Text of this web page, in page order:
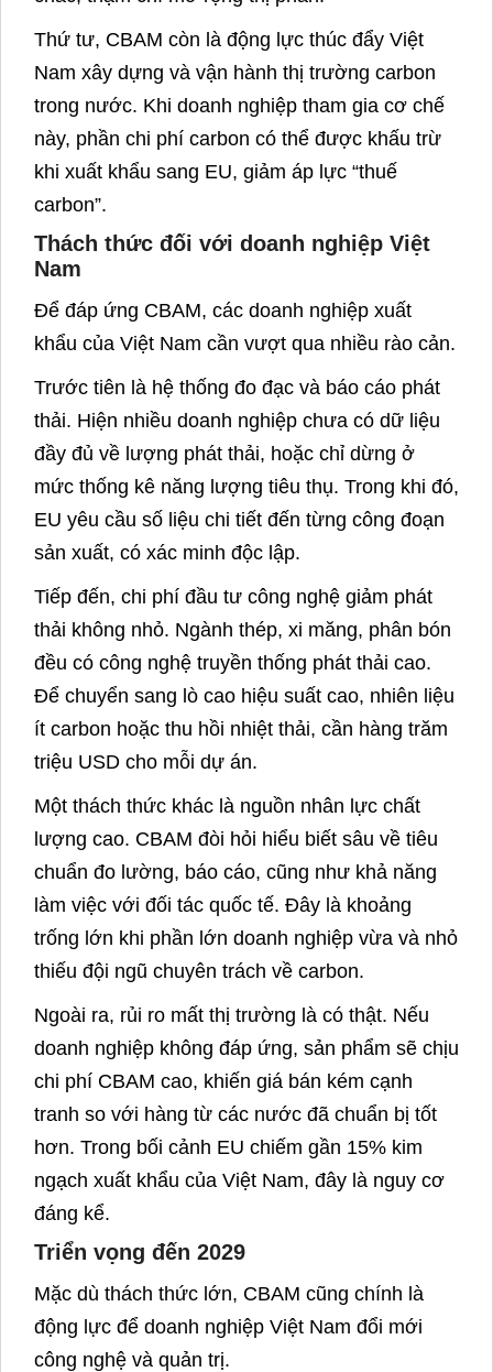
Thứ tư, CBAM còn là động lực thúc đẩy Việt
Nam xây dựng và vận hành thị trường carbon
trong nước. Khi doanh nghiệp tham gia cơ chế
này, phần chi phí carbon có thể được khấu trừ
khi xuất khẩu sang EU, giảm áp lực “thuế
carbon”.
Thách thức đối với doanh nghiệp Việt
Nam
Để đáp ứng CBAM, các doanh nghiệp xuất
khẩu của Việt Nam cần vượt qua nhiều rào cản.
Trước tiên là hệ thống đo đạc và báo cáo phát
thải. Hiện nhiều doanh nghiệp chưa có dữ liệu
đầy đủ về lượng phát thải, hoặc chỉ dừng ở
mức thống kê năng lượng tiêu thụ. Trong khi đó,
EU yêu cầu số liệu chi tiết đến từng công đoạn
sản xuất, có xác minh độc lập.
Tiếp đến, chi phí đầu tư công nghệ giảm phát
thải không nhỏ. Ngành thép, xi măng, phân bón
đều có công nghệ truyền thống phát thải cao.
Để chuyển sang lò cao hiệu suất cao, nhiên liệu
ít carbon hoặc thu hồi nhiệt thải, cần hàng trăm
triệu USD cho mỗi dự án.
Một thách thức khác là nguồn nhân lực chất
lượng cao. CBAM đòi hỏi hiểu biết sâu về tiêu
chuẩn đo lường, báo cáo, cũng như khả năng
làm việc với đối tác quốc tế. Đây là khoảng
trống lớn khi phần lớn doanh nghiệp vừa và nhỏ
thiếu đội ngũ chuyên trách về carbon.
Ngoài ra, rủi ro mất thị trường là có thật. Nếu
doanh nghiệp không đáp ứng, sản phẩm sẽ chịu
chi phí CBAM cao, khiến giá bán kém cạnh
tranh so với hàng từ các nước đã chuẩn bị tốt
hơn. Trong bối cảnh EU chiếm gần 15% kim
ngạch xuất khẩu của Việt Nam, đây là nguy cơ
đáng kể.
Triển vọng đến 2029
Mặc dù thách thức lớn, CBAM cũng chính là
động lực để doanh nghiệp Việt Nam đổi mới
công nghệ và quản trị.